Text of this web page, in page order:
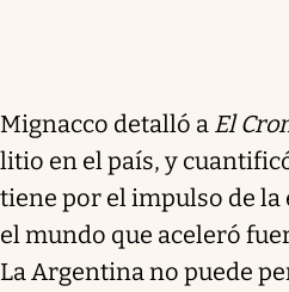
Mignacco detalló a El
litio en el país, y
tiene por el impulso de
el mundo que aceleró
La Argentina no puede